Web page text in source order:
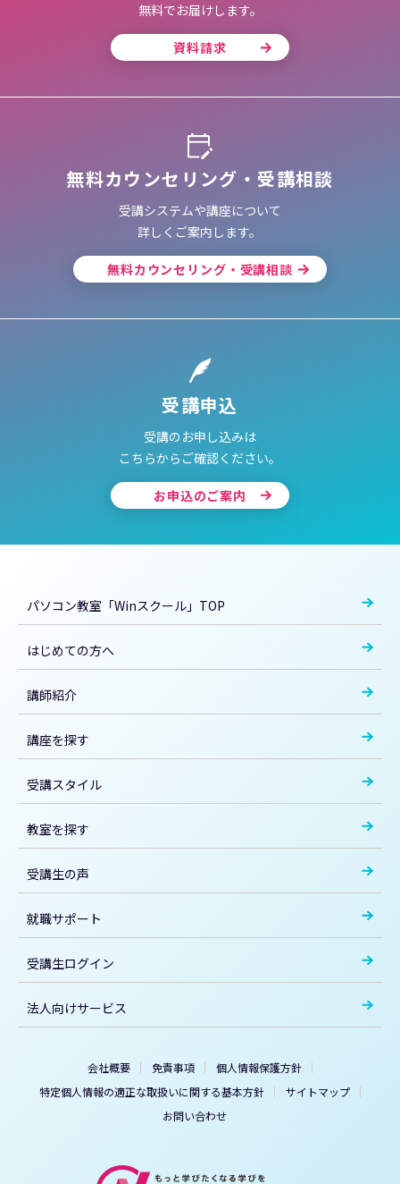
無料でお届けします。
資料請求
無料カウンセリング・受講相談
受講システムや講座について
詳しくご案内します。
無料カウンセリング・受講相談
受講申込
受講のお申し込みは
こちらからご確認ください。
お申込のご案内
パソコン教室「Winスクール」TOP
はじめての方へ
講師紹介
講座を探す
受講スタイル
教室を探す
受講生の声
就職サポート
受講生ログイン
法人向けサービス
会社概要 免責事項
個人情報保護方針
特定個人情報の適正な取扱いに関する基本方針
サイトマップ
お問い合わせ